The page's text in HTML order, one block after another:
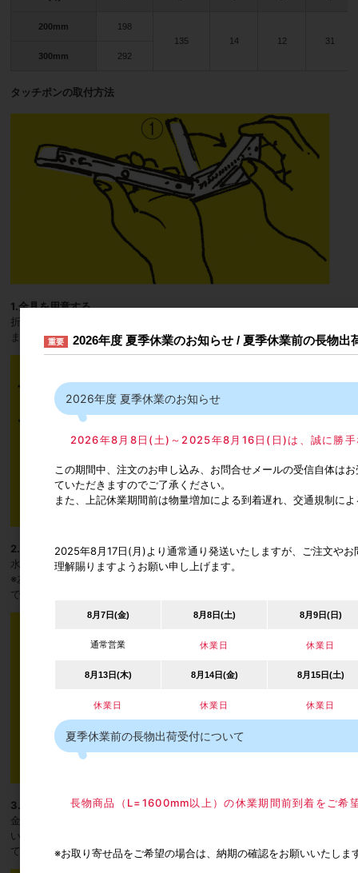
200mm
198
135
14 12
31
300mm
292
タッチポンの取付方法
1.金具を用意する
折りたたまれた金具を開いた後、真ん中の金具①を金具の短い方に戻し
ます。この時、指を挟まないように注意してください。
2.取付位置を決める
水平・垂直の取付位置にマスキングテープ等で印を付けます。
※左右の金具の取付位置は、必ず水平にして取り付けてください。水平
でない場合は、正しく作動しない恐れがあります。
3.金具を壁面に取り付ける
金具を印に合わせて、付属ネジの長い方を使ってネジ留めしてくださ
い。金具の中心にの穴が中心にくるように金具を垂直にしてネジ留めし
てください。
重要 2026年度 夏季休業のお知らせ / 夏季休業前の長物出
2026年度 夏季休業のお知らせ
2026年8月8日(土)～2025年8月16日(日)は、誠に勝手
この期間中、注文のお申し込み、お問合せメールの受信自体は
ていただきますのでご了承ください。
また、上記休業期間前は物量増加による到着遅れ、交通規制に
2025年8月17日(月)より通常通り発送いたしますが、ご注文や
理解賜りますようお願い申し上げます。
8月7日(金) 8月8日(土) 8月9日(日)
通常営業 休業日 休業日
8月13日(木) 8月14日(金) 8月15日(土)
休業日 休業日 休業日
夏季休業前の長物出荷受付について
長物商品（L=1600mm以上）の休業期間前到着をご希
※お取り寄せ品をご希望の場合は、納期の確認をお願いいたしま